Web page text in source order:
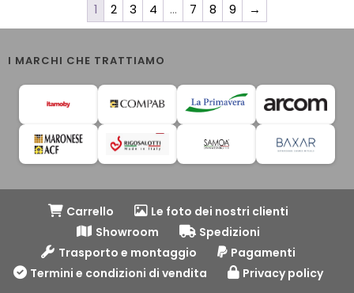
1 2 3 4 … 7 8 9 →
I MARCHI CHE TRATTIAMO
Carrello
Le foto dei nostri clienti
Showroom
Spedizioni
Trasporto e montaggio
Pagamenti
Termini e condizioni di vendita
Privacy policy